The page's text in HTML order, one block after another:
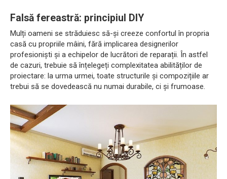
Falsă fereastră: principiul DIY
Mulți oameni se străduiesc să-și creeze confortul în propria
casă cu propriile mâini, fără implicarea designerilor
profesioniști și a echipelor de lucrători de reparații. În astfel
de cazuri, trebuie să înțelegeți complexitatea abilităților de
proiectare: la urma urmei, toate structurile și compozițiile ar
trebui să se dovedească nu numai durabile, ci și frumoase.